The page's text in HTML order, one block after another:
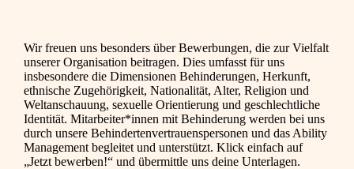
Wir freuen uns besonders über Bewerbungen, die zur Vielfalt
unserer Organisation beitragen. Dies umfasst für uns
insbesondere die Dimensionen Behinderungen, Herkunft,
ethnische Zugehörigkeit, Nationalität, Alter, Religion und
Weltanschauung, sexuelle Orientierung und geschlechtliche
Identität. Mitarbeiter*innen mit Behinderung werden bei uns
durch unsere Behindertenvertrauenspersonen und das Ability
Management begleitet und unterstützt. Klick einfach auf
„Jetzt bewerben!“ und übermittle uns deine Unterlagen.